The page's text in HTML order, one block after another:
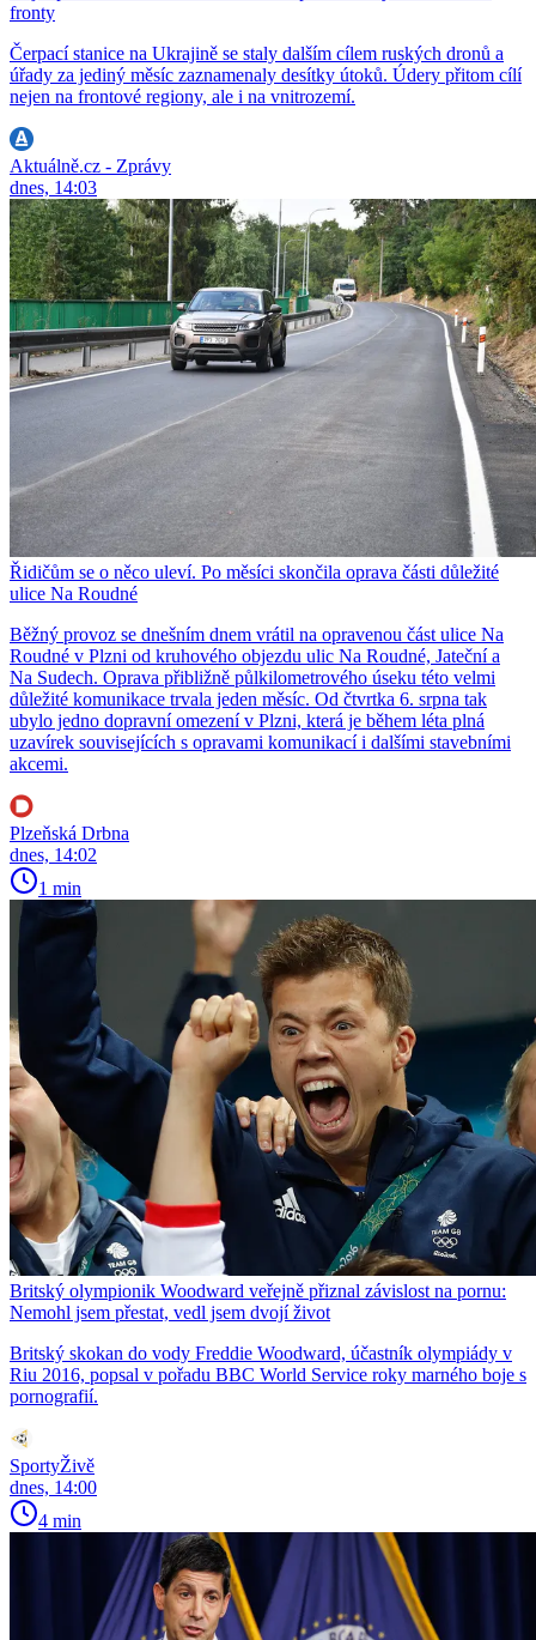
fronty
Čerpací stanice na Ukrajině se staly dalším cílem ruských dronů a
úřady za jediný měsíc zaznamenaly desítky útoků. Údery přitom cílí
nejen na frontové regiony, ale i na vnitrozemí.
Aktuálně.cz - Zprávy
dnes, 14:03
Řidičům se o něco uleví. Po měsíci skončila oprava části důležité
ulice Na Roudné
Běžný provoz se dnešním dnem vrátil na opravenou část ulice Na
Roudné v Plzni od kruhového objezdu ulic Na Roudné, Jateční a
Na Sudech. Oprava přibližně půlkilometrového úseku této velmi
důležité komunikace trvala jeden měsíc. Od čtvrtka 6. srpna tak
ubylo jedno dopravní omezení v Plzni, která je během léta plná
uzavírek souvisejících s opravami komunikací i dalšími stavebními
akcemi.
Plzeňská Drbna
dnes, 14:02
1 min
Britský olympionik Woodward veřejně přiznal závislost na pornu:
Nemohl jsem přestat, vedl jsem dvojí život
Britský skokan do vody Freddie Woodward, účastník olympiády v
Riu 2016, popsal v pořadu BBC World Service roky marného boje s
pornografií.
SportyŽivě
dnes, 14:00
4 min